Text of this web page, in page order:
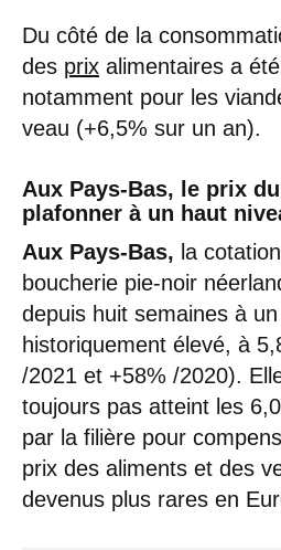
Du côté de la
des prix alimentaires a
notamment pour les
veau (+6,5% sur un an).
Aux Pays-Bas, le prix
plafonner à un haut
Aux Pays-Bas, la
boucherie pie-noir
depuis huit semaines à
historiquement élevé, à
/2021 et +58% /2020).
toujours pas atteint les
par la filière pour
prix des aliments et des
devenus plus rares en